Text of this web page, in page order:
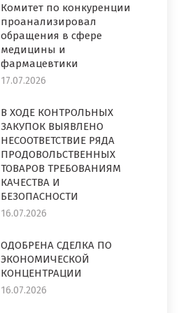
Комитет по конкуренции
проанализировал
обращения в сфере
медицины и
фармацевтики
17.07.2026
В ХОДЕ КОНТРОЛЬНЫХ
ЗАКУПОК ВЫЯВЛЕНО
НЕСООТВЕТСТВИЕ РЯДА
ПРОДОВОЛЬСТВЕННЫХ
ТОВАРОВ ТРЕБОВАНИЯМ
КАЧЕСТВА И
БЕЗОПАСНОСТИ
16.07.2026
ОДОБРЕНА СДЕЛКА ПО
ЭКОНОМИЧЕСКОЙ
КОНЦЕНТРАЦИИ
16.07.2026